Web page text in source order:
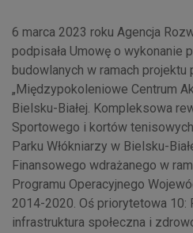
6 marca 2023 roku Agencja
podpisała Umowę o wykonanie
budowlanych w ramach projektu
„Międzypokoleniowe Centrum
Bielsku-Białej. Kompleksowa
Sportowego i kortów
Parku Włókniarzy w Bielsku-
Finansowego wdrażanego w
Programu Operacyjnego
2014-2020. Oś priorytetowa 10:
infrastruktura społeczna i